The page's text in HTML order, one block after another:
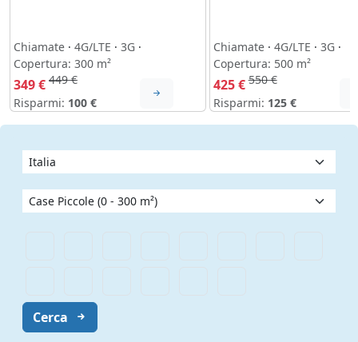
Chiamate · 4G/LTE · 3G ·
Copertura: 300 m²
349 € 449 €
Risparmi: 100 €
Chiamate · 4G/LTE · 3G ·
Copertura: 500 m²
425 €550 €
Risparmi: 125 €
Cerca